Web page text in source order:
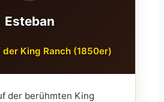
Esteban
der King Ranch (1850er)
der berühmten King